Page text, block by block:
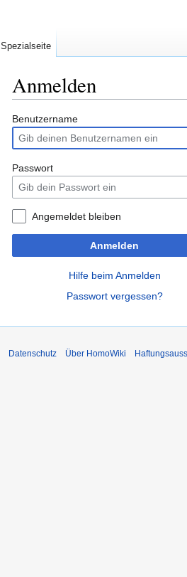
Anmelden
Zur
Navigation
springen
Zur
Suche
springen
Benutzername
Passwort
Angemeldet bleiben
Anmelden
Hilfe beim Anmelden
Passwort vergessen?
Spezialseite
Datenschutz Über HomoWiki